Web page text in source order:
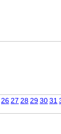
26 27 28 293031